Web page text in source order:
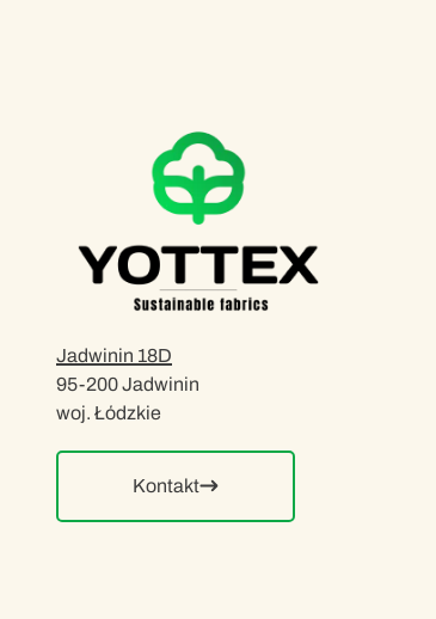
Jadwinin 18D
95-200 Jadwinin
woj. Łódzkie
Kontakt